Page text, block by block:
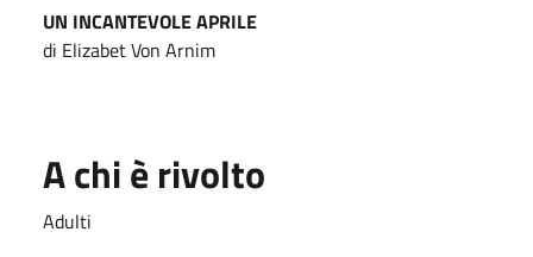
UN INCANTEVOLE APRILE
di Elizabet Von Arnim
A chi è rivolto
Adulti